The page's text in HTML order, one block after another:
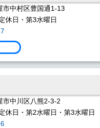
市中村区豊国通1-13
休日・第3水曜日
市中川区八熊2-3-2
休日・第2水曜日・第3水曜日